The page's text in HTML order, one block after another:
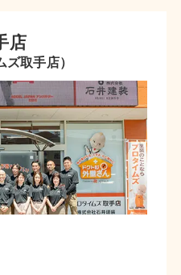
店
ズ取手店）